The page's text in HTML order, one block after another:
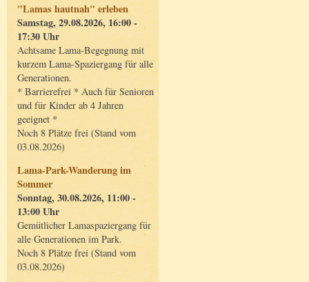
"Lamas hautnah" erleben
Samstag, 29.08.2026, 16:00 -
17:30 Uhr
Achtsame Lama-Begegnung mit
kurzem Lama-Spaziergang für alle
Generationen.
* Barrierefrei * Auch für Senioren
und für Kinder ab 4 Jahren
geeignet *
Noch 8 Plätze frei (Stand vom
03.08.2026)
Lama-Park-Wanderung im
Sommer
Sonntag, 30.08.2026, 11:00 -
13:00 Uhr
Gemütlicher Lamaspaziergang für
alle Generationen im Park.
Noch 8 Plätze frei (Stand vom
03.08.2026)